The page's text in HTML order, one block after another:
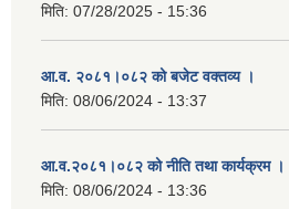
मिति: 07/28/2025 - 15:36
आ.व. २०८१।०८२ को बजेट वक्तव्य ।
मिति: 08/06/2024 - 13:37
आ.व.२०८१।०८२ को नीति तथा कार्यक्रम ।
मिति: 08/06/2024 - 13:36